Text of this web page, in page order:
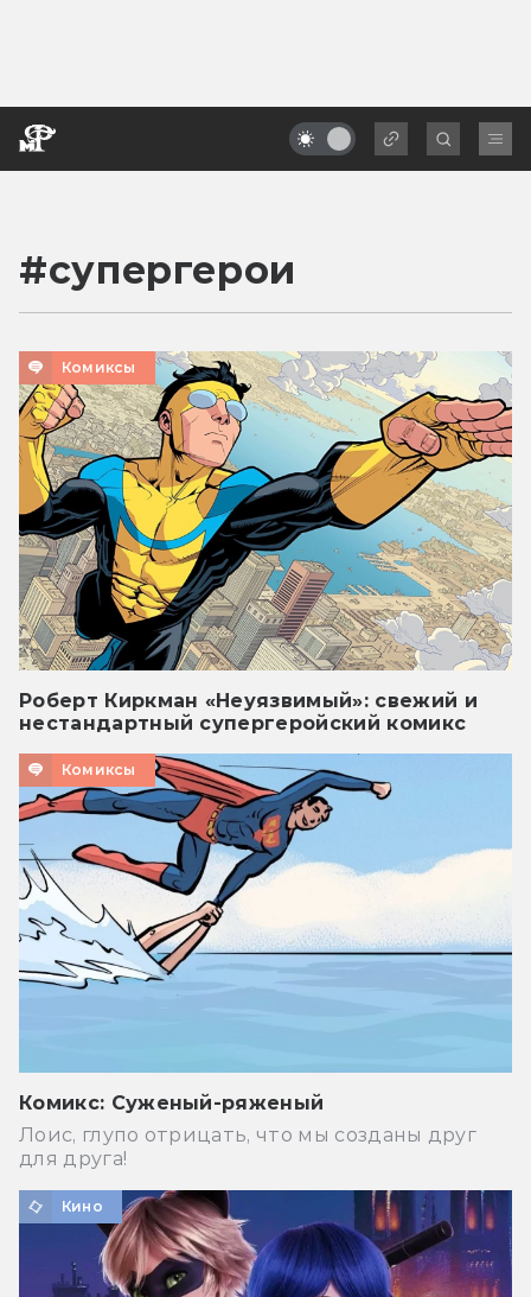
#супергерои
Комиксы
Роберт Киркман «Неуязвимый»: свежий и
нестандартный супергеройский комикс
Комиксы
Комикс: Суженый-ряженый
Лоис, глупо отрицать, что мы созданы друг
для друга!
Кино